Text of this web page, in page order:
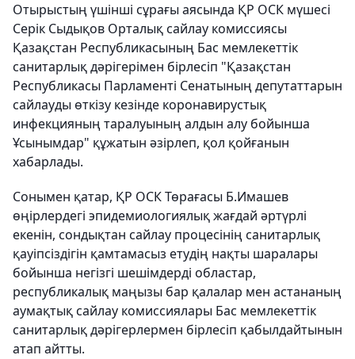
Отырыстың үшінші сұрағы аясында ҚР ОСК мүшесі
Серік Сыдықов Орталық сайлау комиссиясы
Қазақстан Республикасының Бас мемлекеттік
санитарлық дәрігерімен бірлесіп "Қазақстан
Республикасы Парламенті Сенатының депутаттарын
сайлауды өткізу кезінде коронавирустық
инфекцияның таралуының алдын алу бойынша
Ұсынымдар" құжатын әзірлеп, қол қойғанын
хабарлады.
Сонымен қатар, ҚР ОСК Төрағасы Б.Имашев
өңірлердегі эпидемиологиялық жағдай әртүрлі
екенін, сондықтан сайлау процесінің санитарлық
қауіпсіздігін қамтамасыз етудің нақты шаралары
бойынша негізгі шешімдерді областар,
республикалық маңызы бар қалалар мен астананың
аумақтық сайлау комиссиялары Бас мемлекеттік
санитарлық дәрігерлермен бірлесіп қабылдайтынын
атап айтты.